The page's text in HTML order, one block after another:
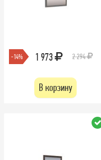
-14% 1 973 2 294
В корзину